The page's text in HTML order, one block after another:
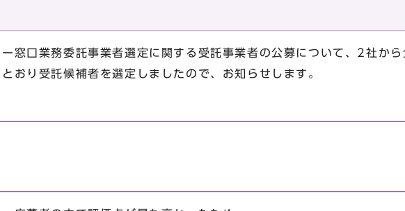
窓口業務委託事業者選定に関する受託事業者の公募について、2社から
おり受託候補者を選定しましたので、お知らせします。